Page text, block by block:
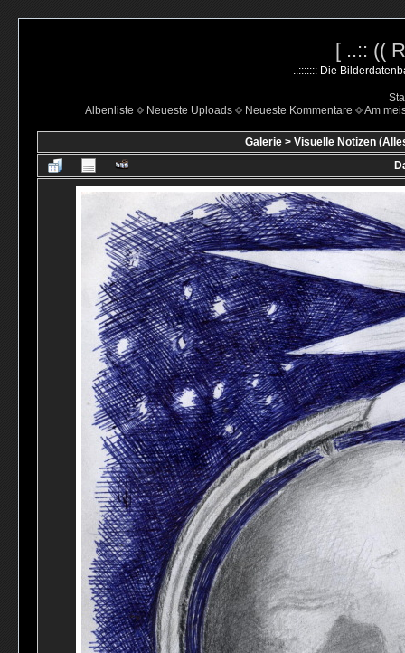
[ ..:: ((
..::::::: Die
Albenliste
Neueste Uploads Neueste Kommentare Am
Galerie> Visuelle Notizen